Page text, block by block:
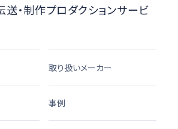
・制作プロダクションサービ
取り扱いメーカー
事例